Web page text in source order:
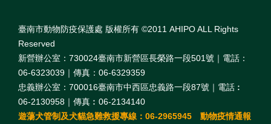
臺南市動物防疫保護處 版權所有 ©2011 AHIPO ALL Rights
Reserved
新營辦公室：730024臺南市新營區長榮路一段501號｜電話：
06-6323039｜傳真：06-6329359
忠義辦公室：700016臺南市中西區忠義路一段87號｜電話︰
06-2130958｜傳真︰06-2134140
遊蕩犬管制及犬貓急難救援專線：06-2965945 動物疫情通報